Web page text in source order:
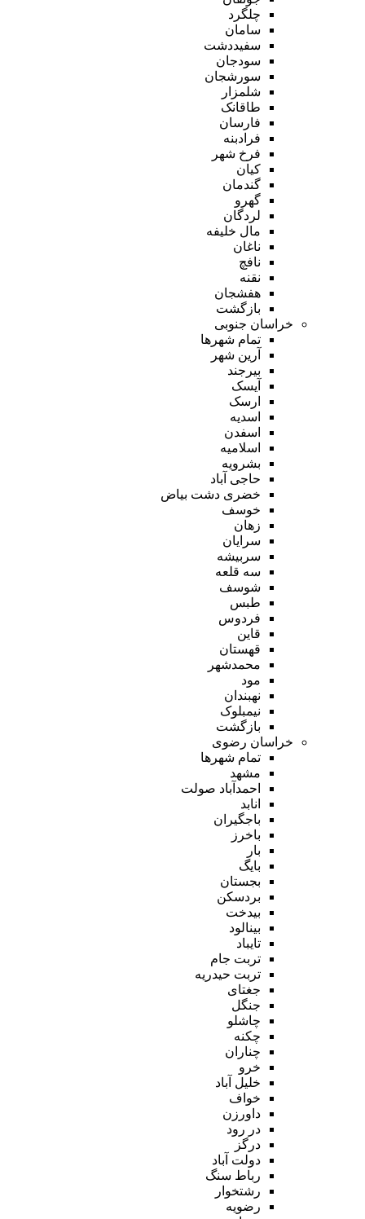
چلگرد
سامان
سفیددشت
سودجان
سورشجان
شلمزار
طاقانک
فارسان
فرادبنه
فرخ شهر
کیان
گندمان
گهرو
لردگان
مال خلیفه
ناغان
نافچ
نقنه
هفشجان
بازگشت
خراسان جنوبی
تمام شهر‌ها
آرین شهر
بیرجند
آیسک
ارسک
اسدیه
اسفدن
اسلامیه
بشرویه
حاجی آباد
خضری دشت بیاض
خوسف
زهان
سرایان
سربیشه
سه قلعه
شوسف
طبس
فردوس
قاین
قهستان
محمدشهر
مود
نهبندان
نیمبلوک
بازگشت
خراسان رضوی
تمام شهر‌ها
مشهد
احمدآباد صولت
انابد
باجگیران
باخرز
بار
بایگ
بجستان
بردسکن
بیدخت
بینالود
تایباد
تربت جام
تربت حیدریه
جغتای
جنگل
چاشلو
چکنه
چناران
خرو
خلیل آباد
خواف
داورزن
در رود
درگز
دولت آباد
رباط سنگ
رشتخوار
رضویه